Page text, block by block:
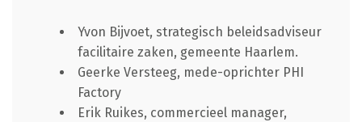
Yvon Bijvoet, strategisch beleidsadviseur
facilitaire zaken, gemeente Haarlem.
Geerke Versteeg, mede-oprichter PHI
Factory
Erik Ruikes, commercieel manager,